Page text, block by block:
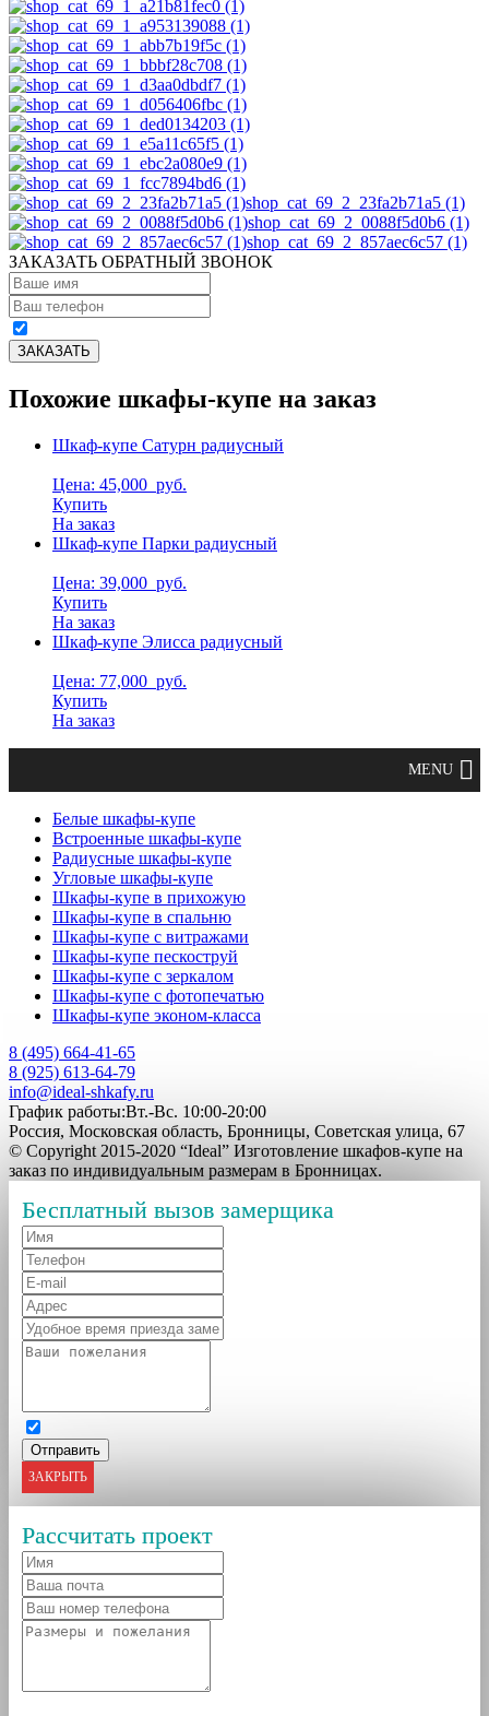
shop_cat_69_2_23fa2b71a5 (1)
shop_cat_69_2_0088f5d0b6 (1)
shop_cat_69_2_857aec6c57 (1)
ЗАКАЗАТЬ ОБРАТНЫЙ ЗВОНОК
Похожие шкафы-купе на заказ
Шкаф-купе Сатурн радиусный
Цена: 45,000 руб.
Купить
На заказ
Шкаф-купе Парки радиусный
Цена: 39,000 руб.
Купить
На заказ
Шкаф-купе Элисса радиусный
Цена: 77,000 руб.
Купить
На заказ
Белые шкафы-купе
Встроенные шкафы-купе
Радиусные шкафы-купе
Угловые шкафы-купе
Шкафы-купе в прихожую
Шкафы-купе в спальню
Шкафы-купе с витражами
Шкафы-купе пескоструй
Шкафы-купе с зеркалом
Шкафы-купе с фотопечатью
Шкафы-купе эконом-класса
8 (495) 664-41-65
8 (925) 613-64-79
info@ideal-shkafy.ru
График работы:Вт.-Вс. 10:00-20:00
Россия, Московская область, Бронницы, Советская улица, 67
© Copyright 2015-2020 “Ideal” Изготовление шкафов-купе на
заказ по индивидуальным размерам в Бронницах.
Бесплатный вызов замерщика
ЗАКРЫТЬ
Рассчитать проект